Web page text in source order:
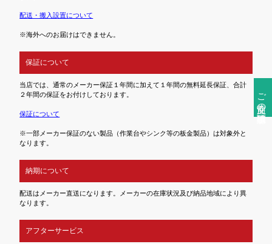
ご注文前の確認事項
配送・搬入設置について
※海外へのお届けはできません。
保証について
当店では、通常のメーカー保証１年間に加えて１年間の無料延長保証、合計
２年間の保証をお付けしております。
保証について
※一部メーカー保証のない製品（作業台やシンク等の板金製品）は対象外と
なります。
納期について
配送はメーカー直送になります。メーカーの在庫状況及び納品地域により異
なります。
アフターサービス